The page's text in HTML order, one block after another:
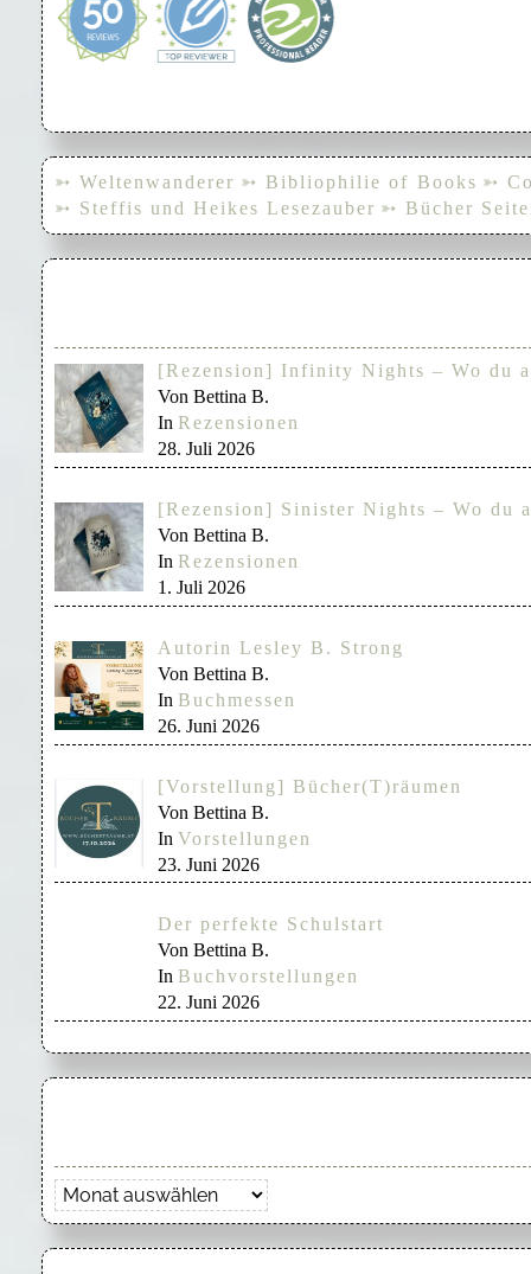
➳ Weltenwanderer ➳ Bibliophilie of Books ➳
➳ Steffis und Heikes Lesezauber ➳ Bücher
[Rezension] Infinity Nights – Wo du
Von Bettina B.
In Rezensionen
28. Juli 2026
[Rezension] Sinister Nights – Wo du
Von Bettina B.
In Rezensionen
1. Juli 2026
Autorin Lesley B. Strong
Von Bettina B.
In Buchmessen
26. Juni 2026
[Vorstellung] Bücher(T)räumen
Von Bettina B.
In Vorstellungen
23. Juni 2026
Der perfekte Schulstart
Von Bettina B.
In Buchvorstellungen
22. Juni 2026
Archiv